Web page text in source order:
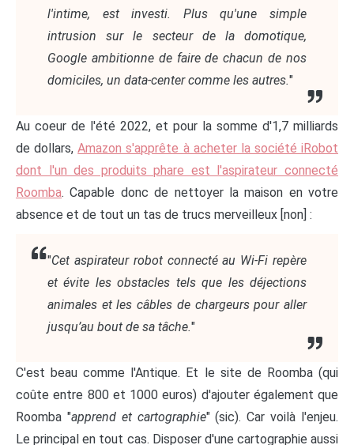
l'intime, est investi. Plus qu'une simple
intrusion sur le secteur de la domotique,
Google ambitionne de faire de chacun de nos
domiciles, un data-center comme les autres."
Au coeur de l'été 2022, et pour la somme d'1,7 milliards
de dollars,Amazon s'apprête à acheter la société iRobot
dont l'un des produits phare est l'aspirateur connecté
Roomba. Capable donc de nettoyer la maison en votre
absence et de tout un tas de trucs merveilleux [non] :
"Cet aspirateur robot connecté au Wi-Fi repère
et évite les obstacles tels que les déjections
animales et les câbles de chargeurs pour aller
jusqu’au bout de sa tâche."
C'est beau comme l'Antique. Et le site de Roomba (qui
coûte entre 800 et 1000 euros) d'ajouter également que
Roomba "apprend et cartographie" (sic). Car voilà l'enjeu.
Le principal en tout cas. Disposer d'une cartographie aussi